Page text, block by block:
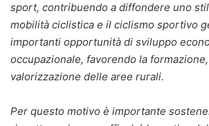
sport, contribuendo a diffondere uno
mobilità ciclistica e il ciclismo sportivo
importanti opportunità di sviluppo
occupazionale, favorendo la
valorizzazione delle aree rurali.
Per questo motivo è importante